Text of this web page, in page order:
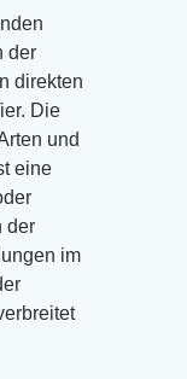
der
direkten
Die
und
eine
der
im